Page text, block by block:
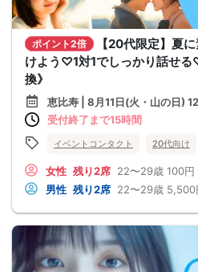
ポイント2倍
【20代限定】夏
けよう♡1対1でしっかり話せ
換》
恵比寿 | 8月11日(火・山の日)
受付終了まで15時間
イベントコンタクト 20代向け
女性 残り2席 22〜29歳 100円
男性 残り2席 22〜29歳 5,500